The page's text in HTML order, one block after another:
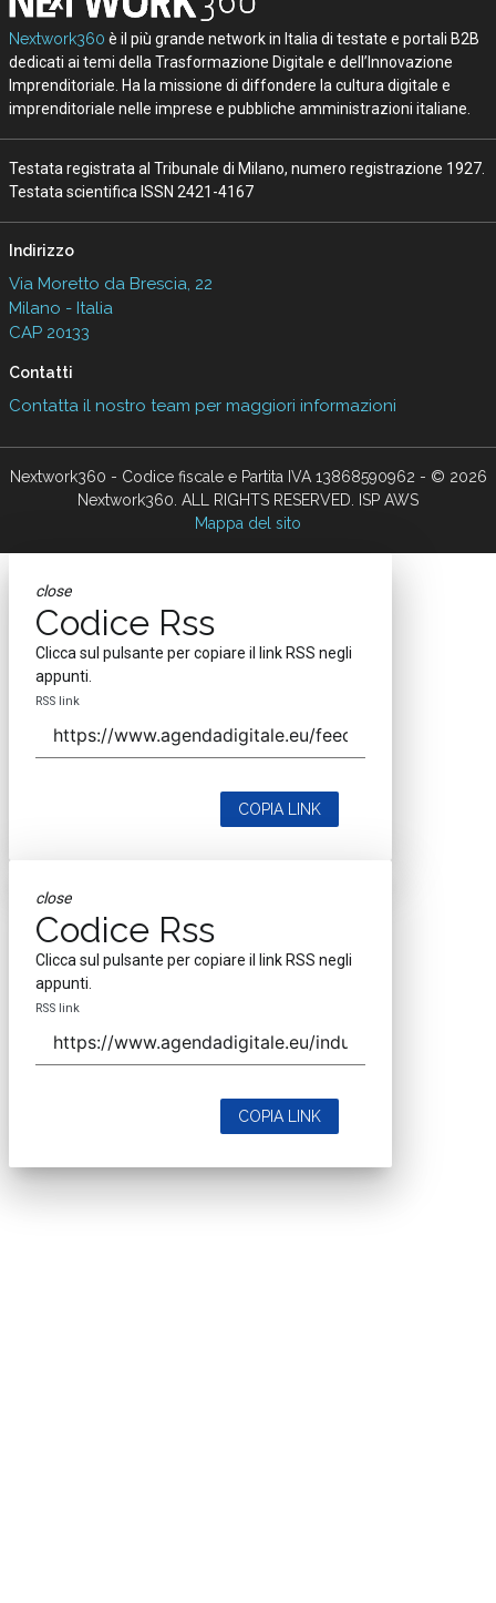
Nextwork360 è il più grande network in Italia di testate e portali B2B
dedicati ai temi della Trasformazione Digitale e dell’Innovazione
Imprenditoriale. Ha la missione di diffondere la cultura digitale e
imprenditoriale nelle imprese e pubbliche amministrazioni italiane.
Testata registrata al Tribunale di Milano, numero registrazione 1927.
Testata scientifica ISSN 2421-4167
Indirizzo
Via Moretto da Brescia, 22
Milano - Italia
CAP 20133
Contatti
Contatta il nostro team per maggiori informazioni
Nextwork360 - Codice fiscale e Partita IVA 13868590962 - © 2026
Nextwork360. ALL RIGHTS RESERVED. ISP AWS
Mappa del sito
close
Codice Rss
Clicca sul pulsante per copiare il link RSS negli
appunti.
RSS link
COPIA LINK
close
Codice Rss
Clicca sul pulsante per copiare il link RSS negli
appunti.
RSS link
COPIA LINK